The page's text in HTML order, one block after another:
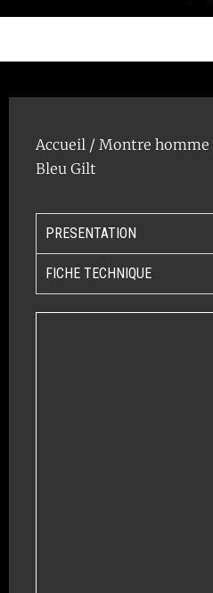
Accueil / Montre homme
Bleu Gilt
PRESENTATION
FICHE TECHNIQUE